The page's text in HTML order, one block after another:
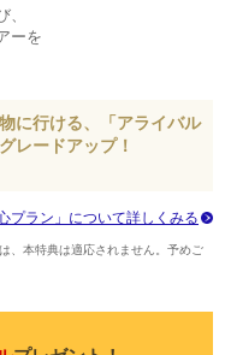
ーを
に行ける、「アライバル
レードアップ！
プラン」について詳しくみる
、本特典は適応されません。予めご